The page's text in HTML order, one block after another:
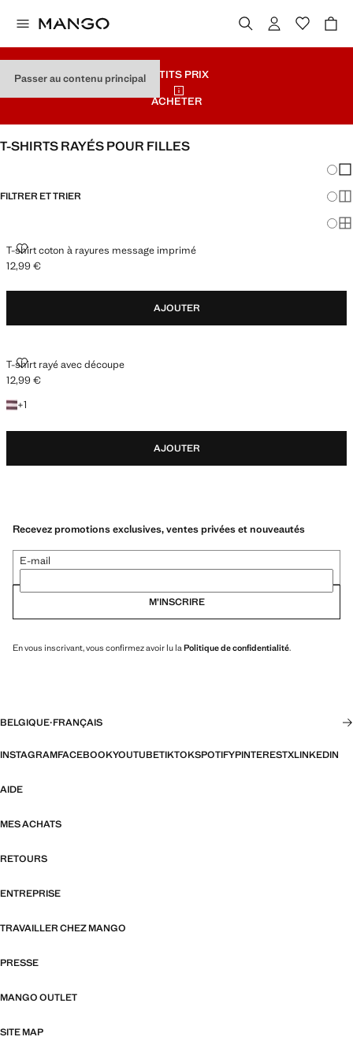
Passer au contenu principalPETITS PRIX
ACHETER
T-SHIRTS RAYÉS POUR FILLES
FILTRER ET TRIER
T-shirt coton à rayures message imprimé
T-SHIRT COTON À RAYURES MESSAGE IMPRIMÉ
Prix actuel [12,99 € ]
12,99 €
AJOUTER
T-shirt rayé avec découpe
T-SHIRT RAYÉ AVEC DÉCOUPE
Prix actuel [12,99 € ]
12,99 €
+1
+1 couleur
AJOUTER
Recevez promotions exclusives, ventes privées et nouveautés
E-mail
M’INSCRIRE
En vous inscrivant, vous confirmez avoir lu la Politique de confidentialité.
BELGIQUE·FRANÇAIS
INSTAGRAMFACEBOOKYOUTUBETIKTOKSPOTIFYPINTERESTXLINKEDIN
AIDE
MES ACHATS
RETOURS
ENTREPRISE
TRAVAILLER CHEZ MANGO
PRESSE
MANGO OUTLET
SITE MAP